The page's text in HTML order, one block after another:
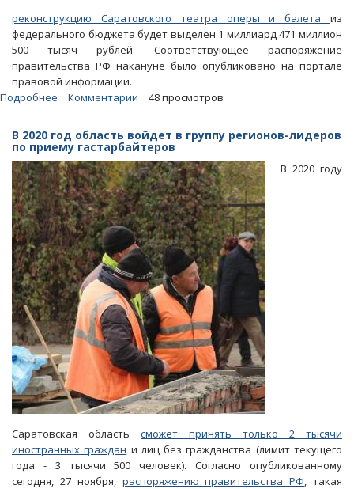
реконструкцию Саратовского театра оперы и балета из
федерального бюджета будет выделен 1 миллиард 471 миллион
500 тысяч рублей. Соответствующее распоряжение
правительства РФ накануне было опубликовано на портале
правовой информации.
Подробнее
реконструкцию
театра
оперы
и
балеты
выделяют
1,47
миллиарда
рублей
Комментарии 48 просмотров
В 2020 год область войдет в группу регионов-лидеров
по приему гастарбайтеров
В 2020 году
Саратовская область сможет принять только 2 тысячи
иностранных граждан и лиц без гражданства (лимит текущего
года - 3 тысячи 500 человек). Согласно опубликованному
сегодня, 27 ноября, распоряжению правительства РФ, такая